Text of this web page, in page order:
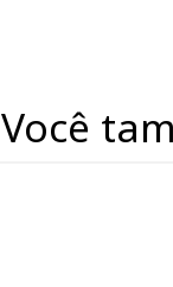
Você